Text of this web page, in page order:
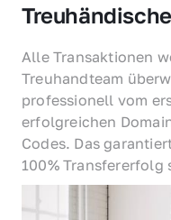
Alle Transaktionen
Treuhandteam
professionell vom
erfolgreichen
Codes. Das
100% Transfererfolg